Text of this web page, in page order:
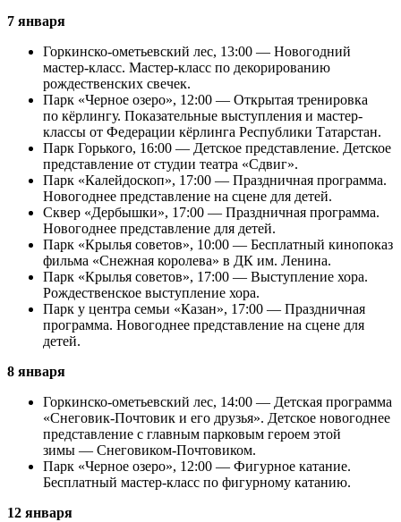
7 января
Горкинско-омeтьевский лес, 13:00 — Новогодний
мастер-класс. Мастер-класс по декорированию
рождественских свечек.
Парк «Черное озеро», 12:00 — Открытая тренировка
по кёрлингу. Показательные выступления и мастер-
классы от Федерации кёрлинга Республики Татарстан.
Парк Горького, 16:00 — Детское представление. Детское
представление от студии театра «Сдвиг».
Парк «Калейдоскоп», 17:00 — Праздничная программа.
Новогоднее представление на сцене для детей.
Сквер «Дербышки», 17:00 — Праздничная программа.
Новогоднее представление для детей.
Парк «Крылья советов», 10:00 — Бесплатный кинопоказ
фильма «Снежная королева» в ДК им. Ленина.
Парк «Крылья советов», 17:00 — Выступление хора.
Рождественское выступление хора.
Парк у центра семьи «Казан», 17:00 — Праздничная
программа. Новогоднее представление на сцене для
детей.
8 января
Горкинско-омeтьевский лес, 14:00 — Детская программа
«Снеговик-Почтовик и его друзья». Детское новогоднее
представление с главным парковым героем этой
зимы — Снеговиком-Почтовиком.
Парк «Черное озеро», 12:00 — Фигурное катание.
Бесплатный мастер-класс по фигурному катанию.
12 января